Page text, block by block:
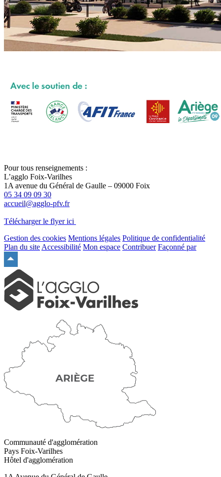
Pour tous renseignements :
L’agglo Foix-Varilhes
1A avenue du Général de Gaulle – 09000 Foix
05 34 09 09 30
accueil@agglo-pfv.fr
Télécharger le flyer ici
Gestion des cookies Mentions légales Politique de confidentialité
Plan du site Accessibilité Mon espace Contribuer Façonné par
haut
du
site
Communauté d'agglomération
Pays Foix-Varilhes
Hôtel d'agglomération